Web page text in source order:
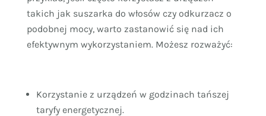
takich jak suszarka do włosów czy odkurzacz o
podobnej mocy, warto zastanowić się nad ich
efektywnym wykorzystaniem. Możesz rozważyć:
Korzystanie z urządzeń w godzinach tańszej
taryfy energetycznej.